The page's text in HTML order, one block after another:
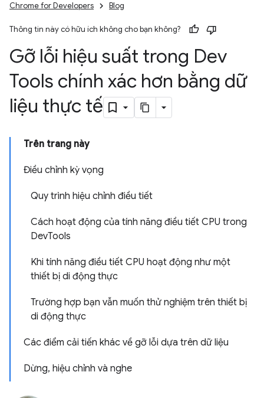
Chrome for Developers Blog
Thông tin này có hữu ích không cho bạn không?
Gỡ lỗi hiệu suất trong Dev
Tools chính xác hơn bằng dữ
liệu thực tế
Trên trang này
Điều chỉnh kỳ vọng
Quy trình hiệu chỉnh điều tiết
Cách hoạt động của tính năng điều tiết CPU trong
DevTools
Khi tính năng điều tiết CPU hoạt động như một
thiết bị di động thực
Trường hợp bạn vẫn muốn thử nghiệm trên thiết bị
di động thực
Các điểm cải tiến khác về gỡ lỗi dựa trên dữ liệu
Dừng, hiệu chỉnh và nghe